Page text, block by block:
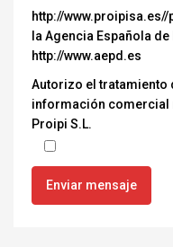
http://
la Agencia Española
http://www.aepd.es
Autorizo el tratamiento
información comercial
Proipi S.L.